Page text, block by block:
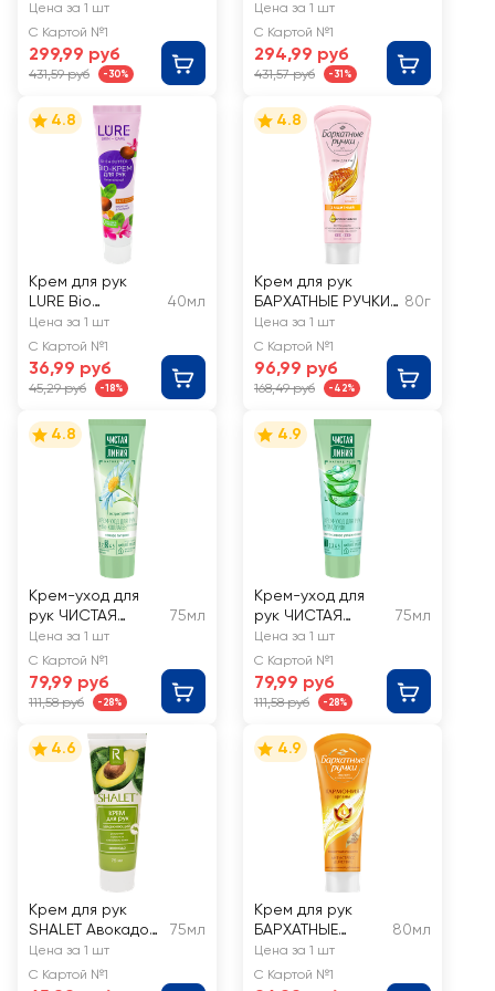
SYNERGETIC
Сандал и ягоды
можжевельника
Цена за 1 шт
С Картой №1
299,99 руб
431,59 руб -30%
Норвежская
формула быстро
впитывающийся
Цена за 1 шт
С Картой №1
294,99 руб
431,57 руб -31%
4.8
Крем для рук
LURE Bio
питательный, с
маслом ши и D-
пантенолом
40мл
Цена за 1 шт
С Картой №1
36,99 руб
45,29 руб -18%
4.8
Крем для рук
БАРХАТНЫЕ РУЧКИ
Защитный
80г
Цена за 1 шт
С Картой №1
96,99 руб
168,49 руб -42%
4.8
Крем-уход для
рук ЧИСТАЯ
ЛИНИЯ Нежное
питание с
ромашкой
75мл
Цена за 1 шт
С Картой №1
79,99 руб
111,58 руб -28%
4.9
Крем-уход для
рук ЧИСТАЯ
ЛИНИЯ
Интенсивное
увлажнение Сок
алоэ
75мл
Цена за 1 шт
С Картой №1
79,99 руб
111,58 руб -28%
4.6
Крем для рук
SHALET Авокадо
увлажняющий
75мл
Цена за 1 шт
С Картой №1
4.9
Крем для рук
БАРХАТНЫЕ
РУЧКИ
Королевская
80мл
Цена за 1 шт
С Картой №1